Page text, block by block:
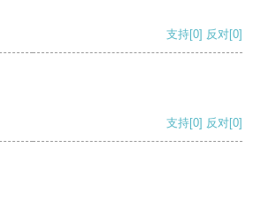
支持[0] 反对[0]
支持[0] 反对[0]